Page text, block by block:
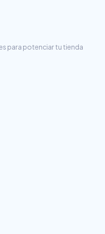
para potenciar tu tienda